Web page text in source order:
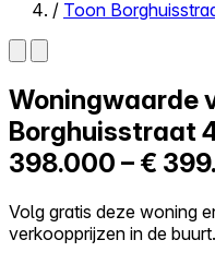
Zelf kopen
Alles-in-één
Reviews
Prijzen
Log in
Probeer Walter gratis
/ Toon
Woningwaarde
Borghuisstraat
398.000 – €
Volg gratis deze woning
verkoopprijzen in de buurt.